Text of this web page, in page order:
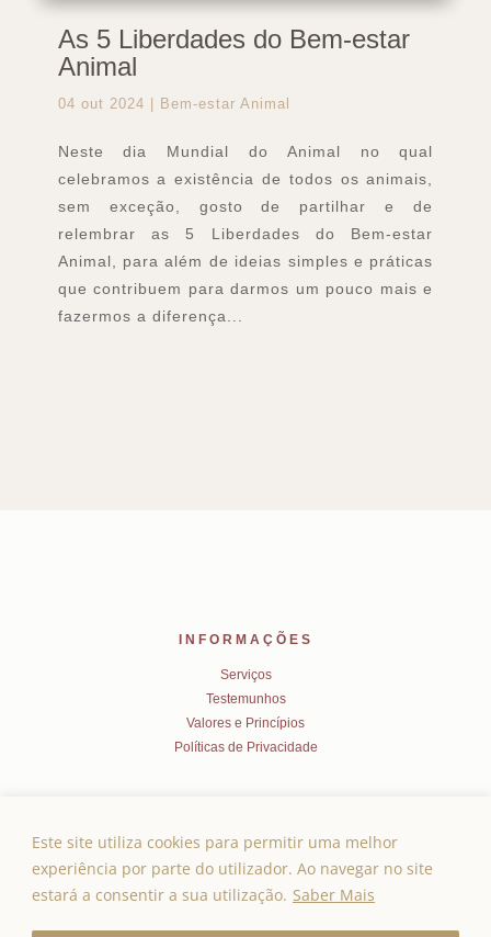
Este site utiliza cookies para permitir uma melhor
experiência por parte do utilizador. Ao navegar no site
estará a consentir a sua utilização. Saber Mais
As 5 Liberdades do Bem-estar
Animal
04 out 2024 Bem-estar Animal
Neste dia Mundial do Animal no qual
celebramos a existência de todos os animais,
sem exceção, gosto de partilhar e de
relembrar as 5 Liberdades do Bem-estar
Animal, para além de ideias simples e práticas
que contribuem para darmos um pouco mais e
fazermos a diferença...
INFORMAÇÕES
Serviços
Testemunhos
Valores e Princípios
Políticas de Privacidade
rosalisterapias@gmail.com